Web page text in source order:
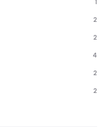
1
2
2
4
2
2